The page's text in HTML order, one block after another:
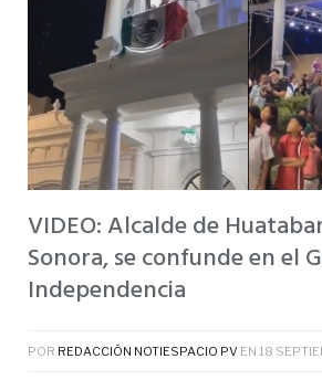
VIDEO: Alcalde de
Sonora, se confunde en el
Independencia
POR REDACCIÓN NOTIESPACIO PV EN 18